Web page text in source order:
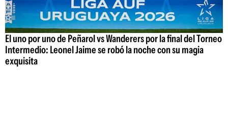
El uno por uno de Peñarol vs Wanderers por la final del Torneo
Intermedio: Leonel Jaime se robó la noche con su magia
exquisita